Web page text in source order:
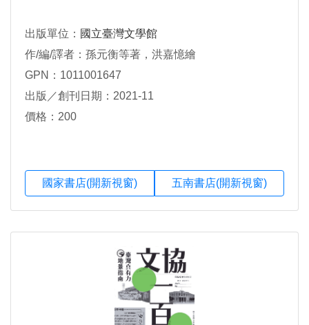
出版單位： 國立臺灣文學館
作/編/譯者：孫元衡等著，洪嘉憶繪
GPN：1011001647
出版／創刊日期：2021-11
價格：200
國家書店(開新視窗) 五南書店(開新視窗)